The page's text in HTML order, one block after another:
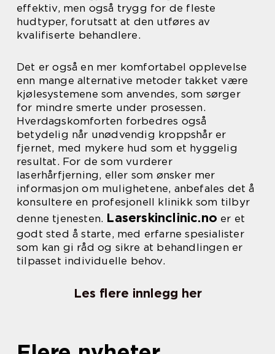
effektiv, men også trygg for de fleste
hudtyper, forutsatt at den utføres av
kvalifiserte behandlere.
Det er også en mer komfortabel opplevelse
enn mange alternative metoder takket være
kjølesystemene som anvendes, som sørger
for mindre smerte under prosessen.
Hverdagskomforten forbedres også
betydelig når unødvendig kroppshår er
fjernet, med mykere hud som et hyggelig
resultat. For de som vurderer
laserhårfjerning, eller som ønsker mer
informasjon om mulighetene, anbefales det å
konsultere en profesjonell klinikk som tilbyr
denne tjenesten. Laserskinclinic.no er et
godt sted å starte, med erfarne spesialister
som kan gi råd og sikre at behandlingen er
tilpasset individuelle behov.
Les flere innlegg her